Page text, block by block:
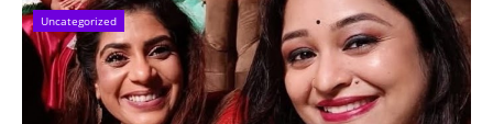
Uncategorized